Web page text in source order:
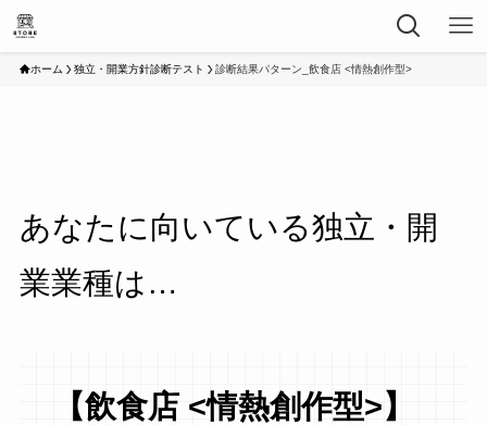
ホーム 独立・開業方針診断テスト 診断結果パターン_飲食店 <情熱創作型>
あなたに向いている独立・開
業業種は…
【飲食店 <情熱創作型>】